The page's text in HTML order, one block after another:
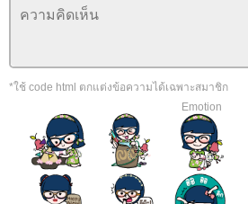
*ใช้ code html ตกแต่งข้อความได้เฉพาะสมาชิก
Emotion